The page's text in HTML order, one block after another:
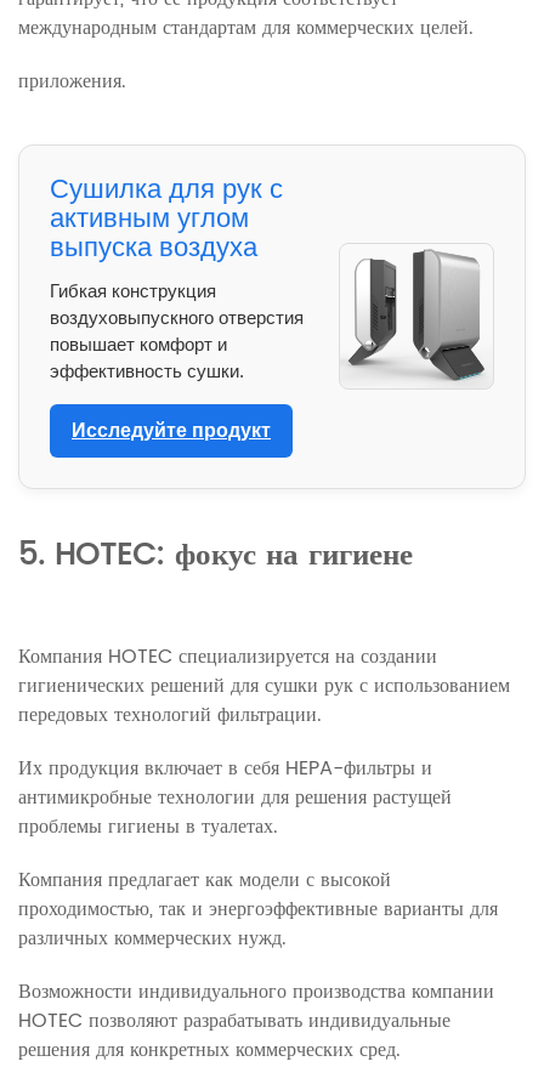
международным стандартам для коммерческих целей.
приложения.
Сушилка для рук с
активным углом
выпуска воздуха
Гибкая конструкция
воздуховыпускного отверстия
повышает комфорт и
эффективность сушки.
Исследуйте продукт
5. HOTEC: фокус на гигиене
Компания HOTEC специализируется на создании
гигиенических решений для сушки рук с использованием
передовых технологий фильтрации.
Их продукция включает в себя HEPA-фильтры и
антимикробные технологии для решения растущей
проблемы гигиены в туалетах.
Компания предлагает как модели с высокой
проходимостью, так и энергоэффективные варианты для
различных коммерческих нужд.
Возможности индивидуального производства компании
HOTEC позволяют разрабатывать индивидуальные
решения для конкретных коммерческих сред.